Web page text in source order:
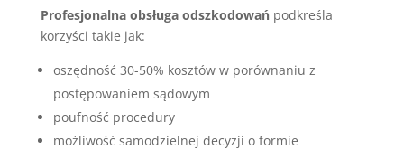
Profesjonalna obsługa odszkodowańpodkreśla
korzyści takie jak:
oszędność 30-50% kosztów w porównaniu z
postępowaniem sądowym
poufność procedury
możliwość samodzielnej decyzji o formie